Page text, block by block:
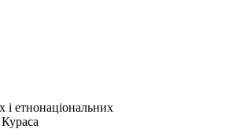
і етнонаціональних